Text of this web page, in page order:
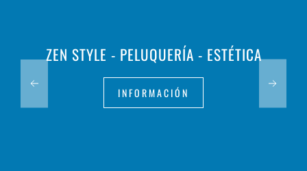
ZEN STYLE - PELUQUERÍA - ESTÉTICA
INFORMACIÓN